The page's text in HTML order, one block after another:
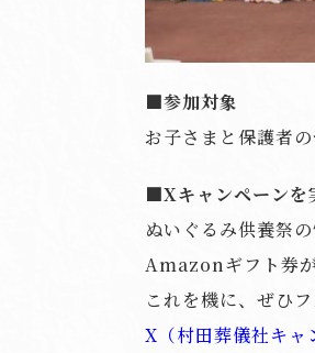
■参加対象
お子さまと保護者
■Xキャンペーンを
ぬいぐるみ供養祭
Amazonギフト券
これを機に、ぜひ
X（村田葬儀社キャ